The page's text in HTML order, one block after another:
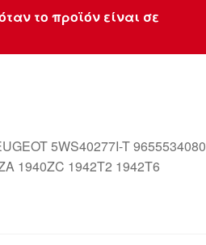
το προϊόν είναι σε
5WS40277I-T 9655534080
1940ZC 1942T2 1942T6